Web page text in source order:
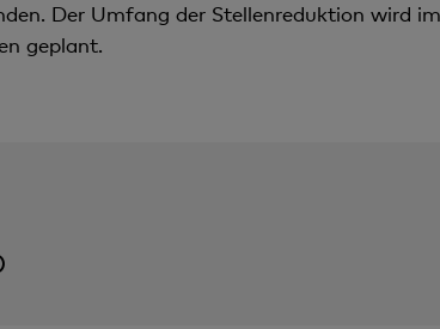
Der Umfang der Stellenreduktion wird
geplant.